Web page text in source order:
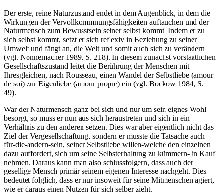
Der erste, reine Naturzustand endet in dem Augenblick, in dem die
Wirkungen der Vervollkommnungsfähigkeiten auftauchen und der
Naturmensch zum Bewusstsein seiner selbst kommt. Indem er zu
sich selbst kommt, setzt er sich reflexiv in Beziehung zu seiner
Umwelt und fängt an, die Welt und somit auch sich zu verändern
(vgl. Nonnemacher 1989, S. 218). In diesem zunächst vorstaatlichen
Gesellschaftszustand leitet die Berührung der Menschen mit
Ihresgleichen, nach Rousseau, einen Wandel der Selbstliebe (amour
de soi) zur Eigenliebe (amour propre) ein (vgl. Bockow 1984, S.
49).
War der Naturmensch ganz bei sich und nur um sein eignes Wohl
besorgt, so muss er nun aus sich heraustreten und sich in ein
Verhältnis zu den anderen setzen. Dies war aber eigentlich nicht das
Ziel der Vergesellschaftung, sondern er musste die Tatsache auch
für-die-andern-sein, seiner Selbstliebe willen-welche den einzelnen
dazu auffordert, sich um seine Selbsterhaltung zu kümmern- in Kauf
nehmen. Daraus kann man also schlussfolgern, dass auch der
gesellige Mensch primär seinem eigenen Interesse nachgeht. Dies
bedeutet folglich, dass er nur insoweit für seine Mitmenschen agiert,
wie er daraus einen Nutzen für sich selber zieht.